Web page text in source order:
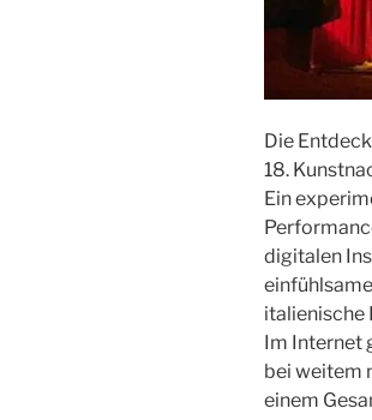
Die
18.
Ein
digitalen
italienische
Im Internet
bei weitem
einem